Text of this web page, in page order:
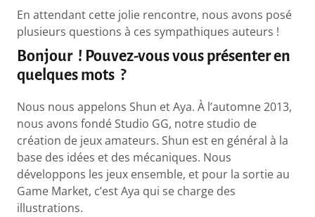
En attendant cette jolie rencontre, nous avons posé
plusieurs questions à ces sympathiques auteurs !
Bonjour ! Pouvez-vous vous présenter en
quelques mots ?
Nous nous appelons Shun et Aya. À l’automne 2013,
nous avons fondé Studio GG, notre studio de
création de jeux amateurs. Shun est en général à la
base des idées et des mécaniques. Nous
développons les jeux ensemble, et pour la sortie au
Game Market, c’est Aya qui se charge des
illustrations.